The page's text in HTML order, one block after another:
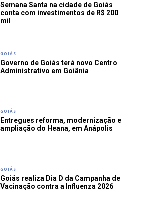
Semana Santa na cidade de Goiás
conta com investimentos de R$ 200
mil
GOIÁS
Governo de Goiás terá novo Centro
Administrativo em Goiânia
GOIÁS
Entregues reforma, modernização e
ampliação do Heana, em Anápolis
GOIÁS
Goiás realiza Dia D da Campanha de
Vacinação contra a Influenza 2026